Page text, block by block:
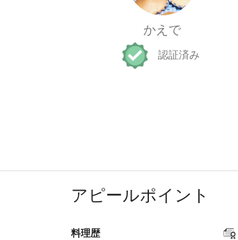
かえで
認証済み
アピールポイント
料理歴